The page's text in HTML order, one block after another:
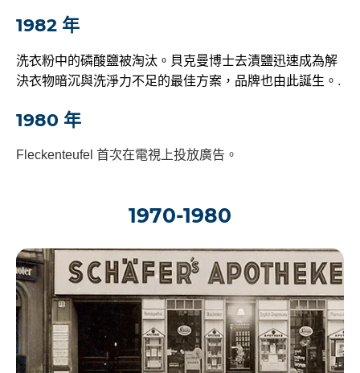
1982 年
洗衣粉中的磷酸鹽被淘汰。貝克曼博士去漬鹽迅速成為解
決衣物暗沉與洗淨力不足的最佳方案，品牌也由此誕生。 .
1980 年
Fleckenteufel 首次在電視上投放廣告。
1970-1980